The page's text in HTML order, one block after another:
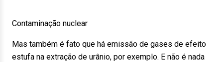
Contaminação nuclear
Mas também é fato que há emissão de gases de efeito
estufa na extração de urânio, por exemplo. E não é nada